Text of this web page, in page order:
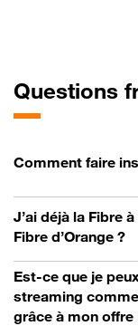
Questions
Comment faire
J’ai déjà la Fibre
Fibre d’Orange ?
Est-ce que je
streaming
grâce à mon offre